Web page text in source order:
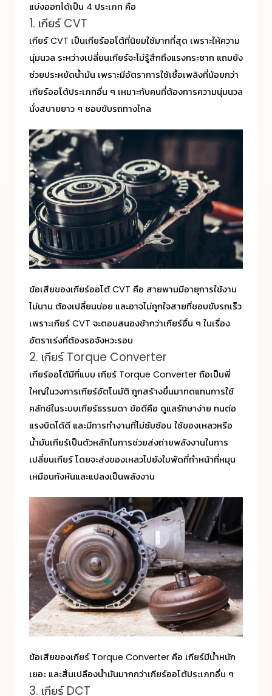
แบ่งออกได้เป็น 4 ประเภท คือ
1. เกียร์ CVT
เกียร์ CVT เป็นเกียร์ออโต้ที่นิยมใช้มากที่สุด เพราะให้ความ
นุ่มนวล ระหว่างเปลี่ยนเกียร์จะไม่รู้สึกถึงแรงกระชาก แถมยัง
ช่วยประหยัดน้ำมัน เพราะมีอัตราการใช้เชื้อเพลิงที่น้อยกว่า
เกียร์ออโต้ประเภทอื่น ๆ เหมาะกับคนที่ต้องการความนุ่มนวล
นั่งสบายยาว ๆ ชอบขับรถทางไกล
ข้อเสียของเกียร์ออโต้ CVT คือ สายพานมีอายุการใช้งาน
ไม่นาน ต้องเปลี่ยนบ่อย และอาจไม่ถูกใจสายที่ชอบขับรถเร็ว
เพราะเกียร์ CVT จะตอบสนองช้ากว่าเกียร์อื่น ๆ ในเรื่อง
อัตราเร่งที่ต้องรอจังหวะรอบ
2. เกียร์ Torque Converter
เกียร์ออโต้มีกี่แบบ เกียร์ Torque Converter ถือเป็นพี่
ใหญ่ในวงการเกียร์อัตโนมัติ ถูกสร้างขึ้นมาทดแทนการใช้
คลัทช์ในระบบเกียร์ธรรมดา ข้อดีคือ ดูแลรักษาง่าย ทนต่อ
แรงบิดได้ดี และมีการทำงานที่ไม่ซับซ้อน ใช้ของเหลวหรือ
น้ำมันเกียร์เป็นตัวหลักในการช่วยส่งถ่ายพลังงานในการ
เปลี่ยนเกียร์ โดยจะส่งของเหลวไปยังใบพัดที่ทำหน้าที่หมุน
เหมือนกังหันและแปลงเป็นพลังงาน
ข้อเสียของเกียร์ Torque Converter คือ เกียร์มีน้ำหนัก
เยอะ และสิ้นเปลืองน้ำมันมากกว่าเกียร์ออโต้ประเภทอื่น ๆ
3. เกียร์ DCT